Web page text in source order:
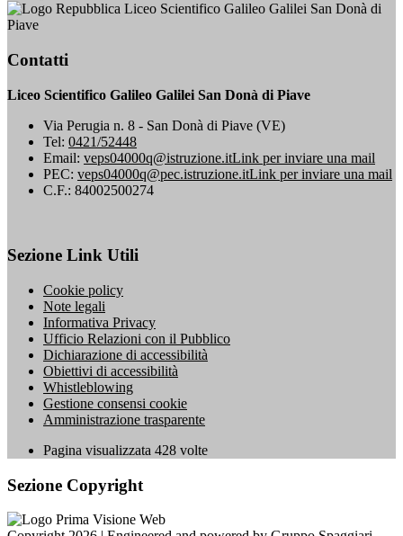
Liceo Scientifico Galileo Galilei San Donà di
Piave
Contatti
Liceo Scientifico Galileo Galilei San Donà di Piave
Via Perugia n. 8 - San Donà di Piave (VE)
Tel: 0421/52448
Email: veps04000q@istruzione.itLink per inviare una mail
PEC: veps04000q@pec.istruzione.itLink per inviare una mail
C.F.: 84002500274
Sezione Link Utili
Cookie policy
Note legali
Informativa Privacy
Ufficio Relazioni con il Pubblico
Dichiarazione di accessibilità
Obiettivi di accessibilità
Whistleblowing
Gestione consensi cookie
Amministrazione trasparente
Pagina visualizzata 428 volte
Sezione Copyright